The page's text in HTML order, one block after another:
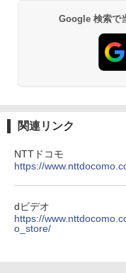
Google 検索で
関連リンク
NTTドコモ
https://
dビデオ
https://
o_store/